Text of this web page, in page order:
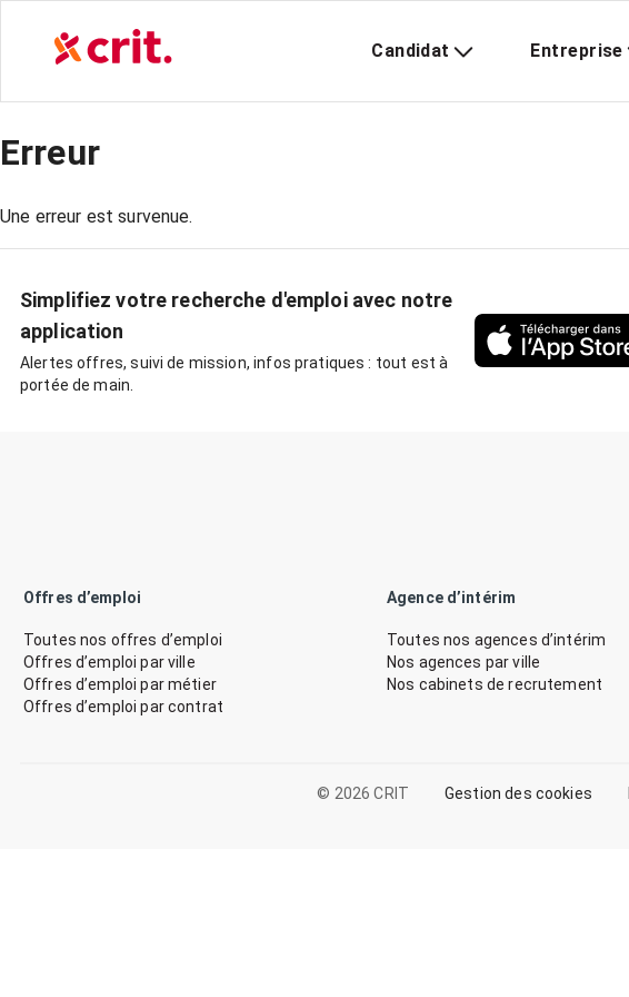
Candidat Entreprise
Erreur
Une erreur est survenue.
Simplifiez votre recherche d'emploi avec notre
application
Alertes offres, suivi de mission, infos pratiques : tout est à
portée de main.
Offres d’emploi
Toutes nos offres d’emploi
Offres d’emploi par ville
Offres d’emploi par métier
Offres d’emploi par contrat
Agence d’intérim
Toutes nos agences d’intérim
Nos agences par ville
Nos cabinets de recrutement
© 2026 CRIT Gestion des cookies